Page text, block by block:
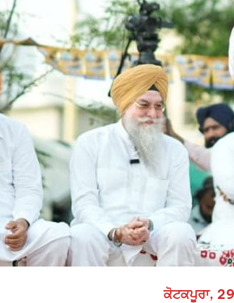
ਕੋਟਕਪੂਰਾ,